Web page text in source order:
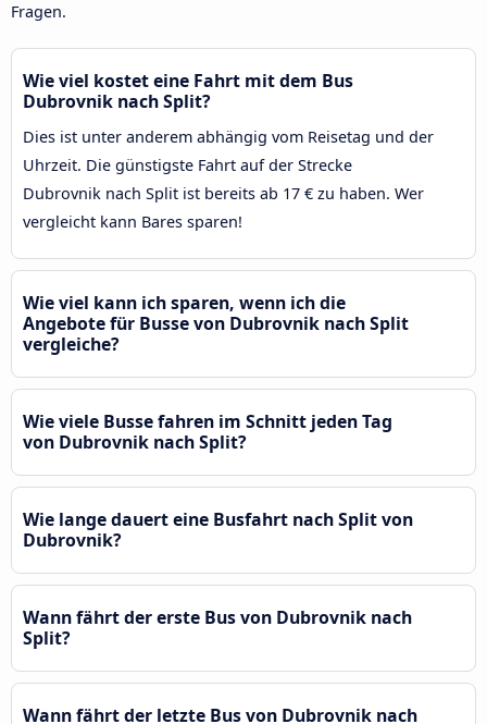
Fragen.
Wie viel kostet eine Fahrt mit dem Bus
Dubrovnik nach Split?
Dies ist unter anderem abhängig vom Reisetag und der
Uhrzeit. Die günstigste Fahrt auf der Strecke
Dubrovnik nach Split ist bereits ab 17 € zu haben. Wer
vergleicht kann Bares sparen!
Wie viel kann ich sparen, wenn ich die
Angebote für Busse von Dubrovnik nach Split
vergleiche?
Wie viele Busse fahren im Schnitt jeden Tag
von Dubrovnik nach Split?
Wie lange dauert eine Busfahrt nach Split von
Dubrovnik?
Wann fährt der erste Bus von Dubrovnik nach
Split?
Wann fährt der letzte Bus von Dubrovnik nach